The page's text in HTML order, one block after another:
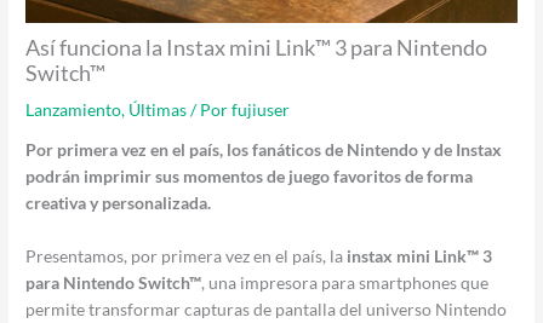
Así funciona la Instax mini Link™ 3 para Nintendo
Switch™
Lanzamiento, Últimas/ Porfujiuser
Por primera vez en el país, los fanáticos de Nintendo y de Instax
podrán imprimir sus momentos de juego favoritos de forma
creativa y personalizada.
Presentamos, por primera vez en el país, la instax mini Link™ 3
para Nintendo Switch™, una impresora para smartphones que
permite transformar capturas de pantalla del universo Nintendo